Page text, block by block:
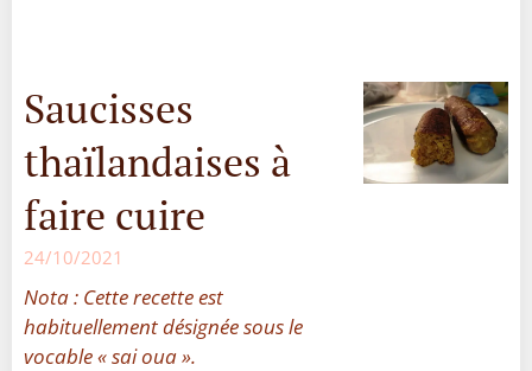
Saucisses
thaïlandaises à
faire cuire
24/10/2021
Nota : Cette recette est
habituellement désignée sous le
vocable « sai oua ».